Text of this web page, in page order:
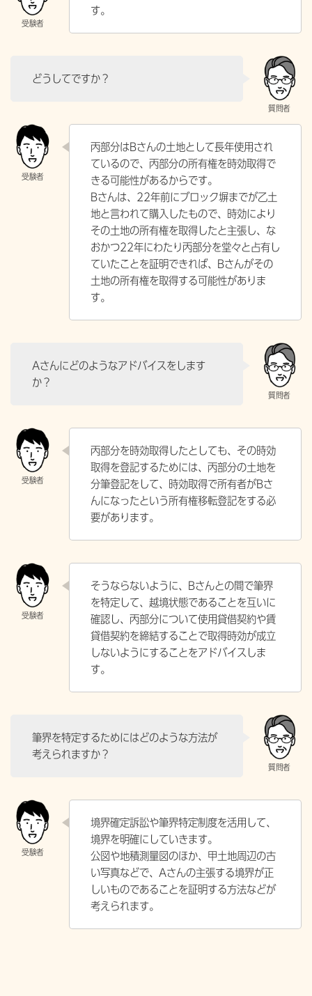
す。
どうしてですか？
丙部分はBさんの土地として長年使用され
ているので、丙部分の所有権を時効取得で
きる可能性があるからです。
Bさんは、22年前にブロック塀までが乙土
地と言われて購入したもので、時効により
その土地の所有権を取得したと主張し、な
おかつ22年にわたり丙部分を堂々と占有し
ていたことを証明できれば、Bさんがその
土地の所有権を取得する可能性がありま
す。
Aさんにどのようなアドバイスをします
か？
丙部分を時効取得したとしても、その時効
取得を登記するためには、丙部分の土地を
分筆登記をして、時効取得で所有者がBさ
んになったという所有権移転登記をする必
要があります。
そうならないように、Bさんとの間で筆界
を特定して、越境状態であることを互いに
確認し、丙部分について使用貸借契約や賃
貸借契約を締結することで取得時効が成立
しないようにすることをアドバイスしま
す。
筆界を特定するためにはどのような方法が
考えられますか？
境界確定訴訟や筆界特定制度を活用して、
境界を明確にしていきます。
公図や地積測量図のほか、甲土地周辺の古
い写真などで、Aさんの主張する境界が正
しいものであることを証明する方法などが
考えられます。